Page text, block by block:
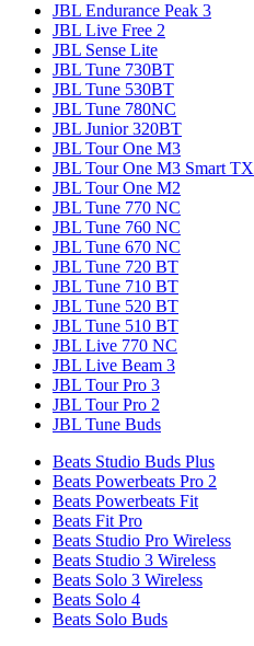
JBL Endurance Peak 3
JBL Live Free 2
JBL Sense Lite
JBL Tune 730BT
JBL Tune 530BT
JBL Tune 780NC
JBL Junior 320BT
JBL Tour One M3
JBL Tour One M3 Smart TX
JBL Tour One M2
JBL Tune 770 NC
JBL Tune 760 NC
JBL Tune 670 NC
JBL Tune 720 BT
JBL Tune 710 BT
JBL Tune 520 BT
JBL Tune 510 BT
JBL Live 770 NC
JBL Live Beam 3
JBL Tour Pro 3
JBL Tour Pro 2
JBL Tune Buds
Beats Studio Buds Plus
Beats Powerbeats Pro 2
Beats Powerbeats Fit
Beats Fit Pro
Beats Studio Pro Wireless
Beats Studio 3 Wireless
Beats Solo 3 Wireless
Beats Solo 4
Beats Solo Buds